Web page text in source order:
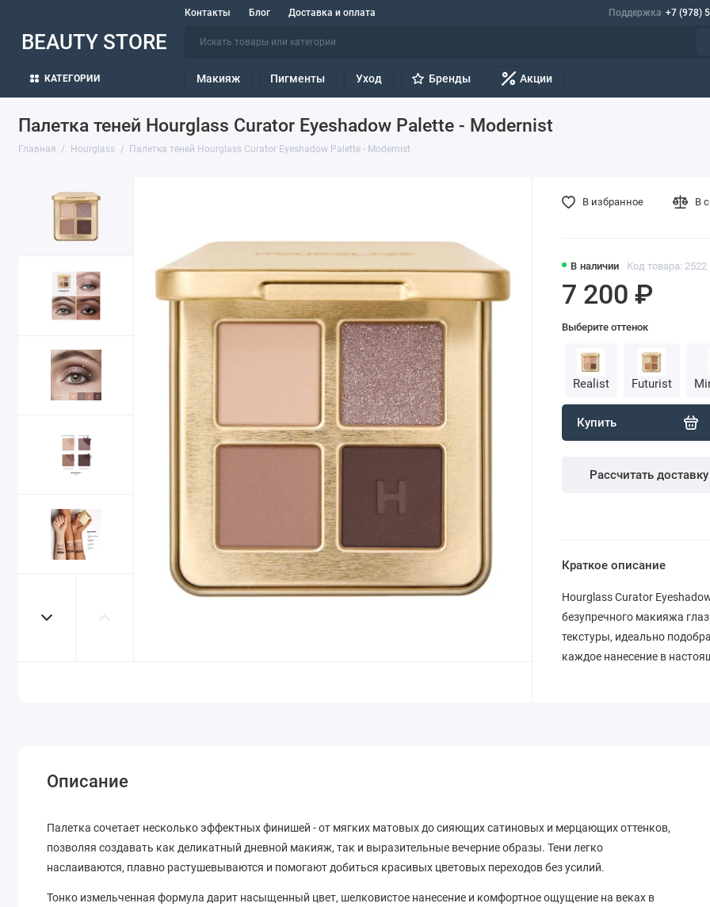
Контакты Блог Доставка и оплата Поддержка +7 (978)
BEAUTY STORE
КАТЕГОРИИ Макияж Пигменты Уход Бренды Акции
Палетка теней Hourglass Curator Eyeshadow Palette - Modernist
Главная Hourglass Палетка теней Hourglass Curator Eyeshadow Palette - Modernist
В наличии Код товара: 2522
7 200 ₽
Выберите оттенок
Realist Futurist
Купить
Рассчитать доставку
В избранное В
Краткое описание
Hourglass Curator
безупречного макияжа
текстуры, идеально
каждое нанесение в
Описание
Палетка сочетает несколько эффектных финишей - от мягких матовых до сияющих сатиновых и мерцающих оттенков,
позволяя создавать как деликатный дневной макияж, так и выразительные вечерние образы. Тени легко
наслаиваются, плавно растушевываются и помогают добиться красивых цветовых переходов без усилий.
Тонко измельченная формула дарит насыщенный цвет, шелковистое нанесение и комфортное ощущение на веках в